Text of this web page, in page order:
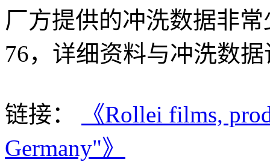
厂方提供的冲洗数据非
76，详细资料与冲洗数
链接：
《Rollei films,
Germany"》